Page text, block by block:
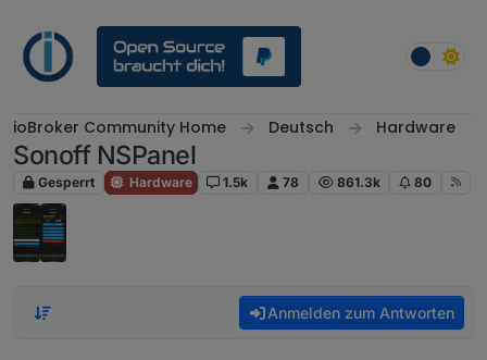
ioBroker Community Home Deutsch Hardware
Sonoff NSPanel
Gesperrt Hardware 1.5k 78 861.3k 80
Anmelden zum Antworten